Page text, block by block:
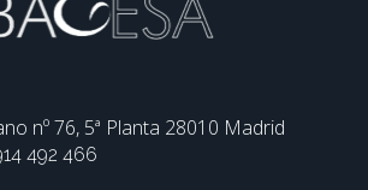
nº 76, 5ª Planta 28010 Madrid
492 466